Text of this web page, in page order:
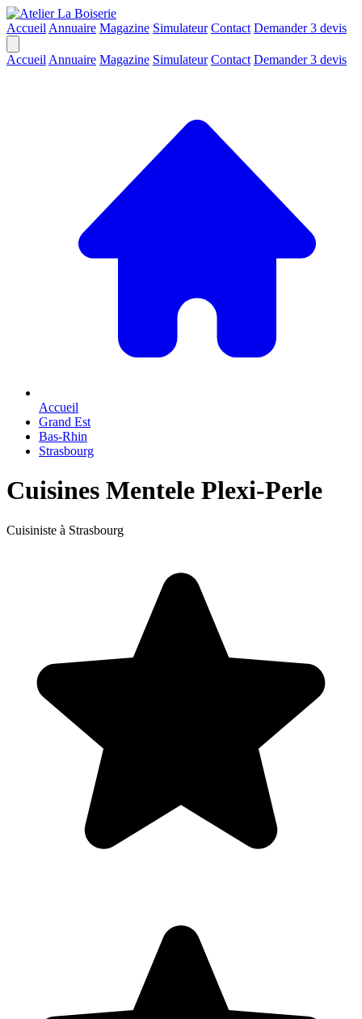
Accueil Annuaire Magazine Simulateur Contact Demander 3 devis
Accueil Annuaire Magazine Simulateur Contact Demander 3 devis
Accueil
Grand Est
Bas-Rhin
Strasbourg
Cuisines Mentele Plexi-Perle
Cuisiniste à Strasbourg